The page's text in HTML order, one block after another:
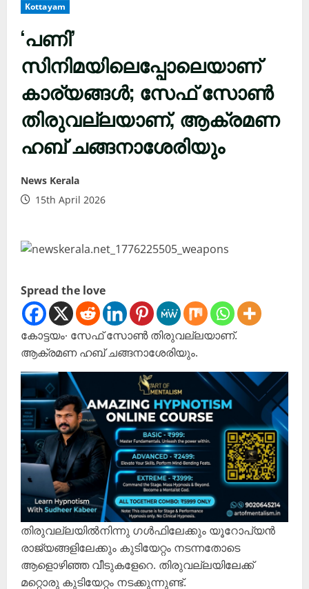
Kottayam
‘പണി’
സിനിമയിലെപ്പോലെയാണ്
കാര്യങ്ങൾ; സേഫ് സോൺ
തിരുവല്ലയാണ്, ആക്രമണ
ഹബ് ചങ്ങനാശേരിയും
News Kerala
15th April 2026
Spread the love
കോട്ടയം∙ സേഫ് സോൺ തിരുവല്ലയാണ്.
ആക്രമണ ഹബ് ചങ്ങനാശേരിയും.
തിരുവല്ലയിൽനിന്നു ഗൾഫിലേക്കും യൂറോപ്യൻ
രാജ്യങ്ങളിലേക്കും കുടിയേറ്റം നടന്നതോടെ
ആളൊഴിഞ്ഞ വീടുകളേറെ. തിരുവല്ലയിലേക്ക്
മറ്റൊരു കുടിയേറ്റം നടക്കുന്നുണ്ട്.